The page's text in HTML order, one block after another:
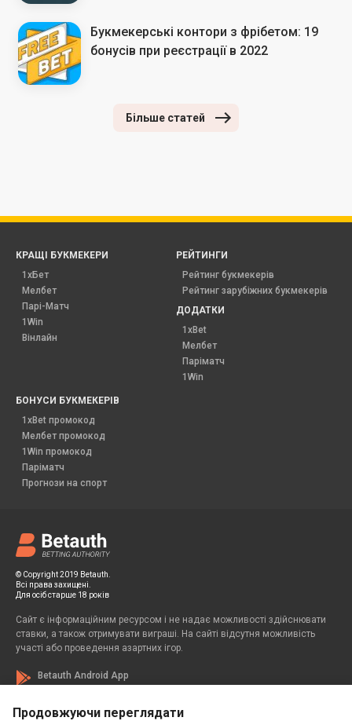
Букмекерські контори з фрібетом: 19
бонусів при реєстрації в 2022
Більше статей
Продовжуючи переглядати
© Copyright 2019 Betauth.
Всі права захищені.
Для осіб старше 18 років
Сайт є інформаційним ресурсом і не надає можливості здійснювати
ставки, а також отримувати виграші. На сайті відсутня можливість
участі або проведення азартних ігор.
Betauth Android App
КРАЩІ БУКМЕКЕРИ
1хБет
Мелбет
Парі-Матч
1Win
Вінлайн
РЕЙТИНГИ
Рейтинг букмекерів
Рейтинг зарубіжних букмекерів
ДОДАТКИ
1xBet
Мелбет
Паріматч
1Win
БОНУСИ БУКМЕКЕРІВ
1xBet промокод
Мелбет промокод
1Win промокод
Паріматч
Прогнози на спорт